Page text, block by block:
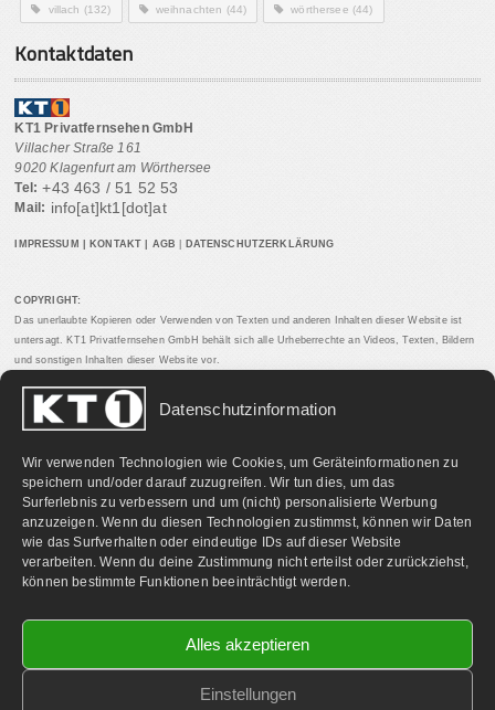
Datenschutzinformation
Wir verwenden Technologien wie Cookies, um Geräteinformationen zu
speichern und/oder darauf zuzugreifen. Wir tun dies, um das
Surferlebnis zu verbessern und um (nicht) personalisierte Werbung
anzuzeigen. Wenn du diesen Technologien zustimmst, können wir Daten
wie das Surfverhalten oder eindeutige IDs auf dieser Website
verarbeiten. Wenn du deine Zustimmung nicht erteilst oder zurückziehst,
können bestimmte Funktionen beeinträchtigt werden.
Alles akzeptieren
Einstellungen
villach (132) weihnachten (44) wörthersee (44)
Kontaktdaten
KT1 Privatfernsehen GmbH
Villacher Straße 161
9020 Klagenfurt am Wörthersee
Tel: +43 463 / 51 52 53
Mail: info[at]kt1[dot]at
IMPRESSUM KONTAKT AGB DATENSCHUTZERKLÄRUNG
COPYRIGHT:
Das unerlaubte Kopieren oder Verwenden von Texten und anderen Inhalten dieser Website ist
untersagt. KT1 Privatfernsehen GmbH behält sich alle Urheberrechte an Videos, Texten, Bildern
und sonstigen Inhalten dieser Website vor.
PARTNERLINKS: